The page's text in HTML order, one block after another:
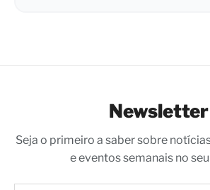
Newsletter
Seja o primeiro a saber sobre
e eventos semanais no
Digite seu e-mail…